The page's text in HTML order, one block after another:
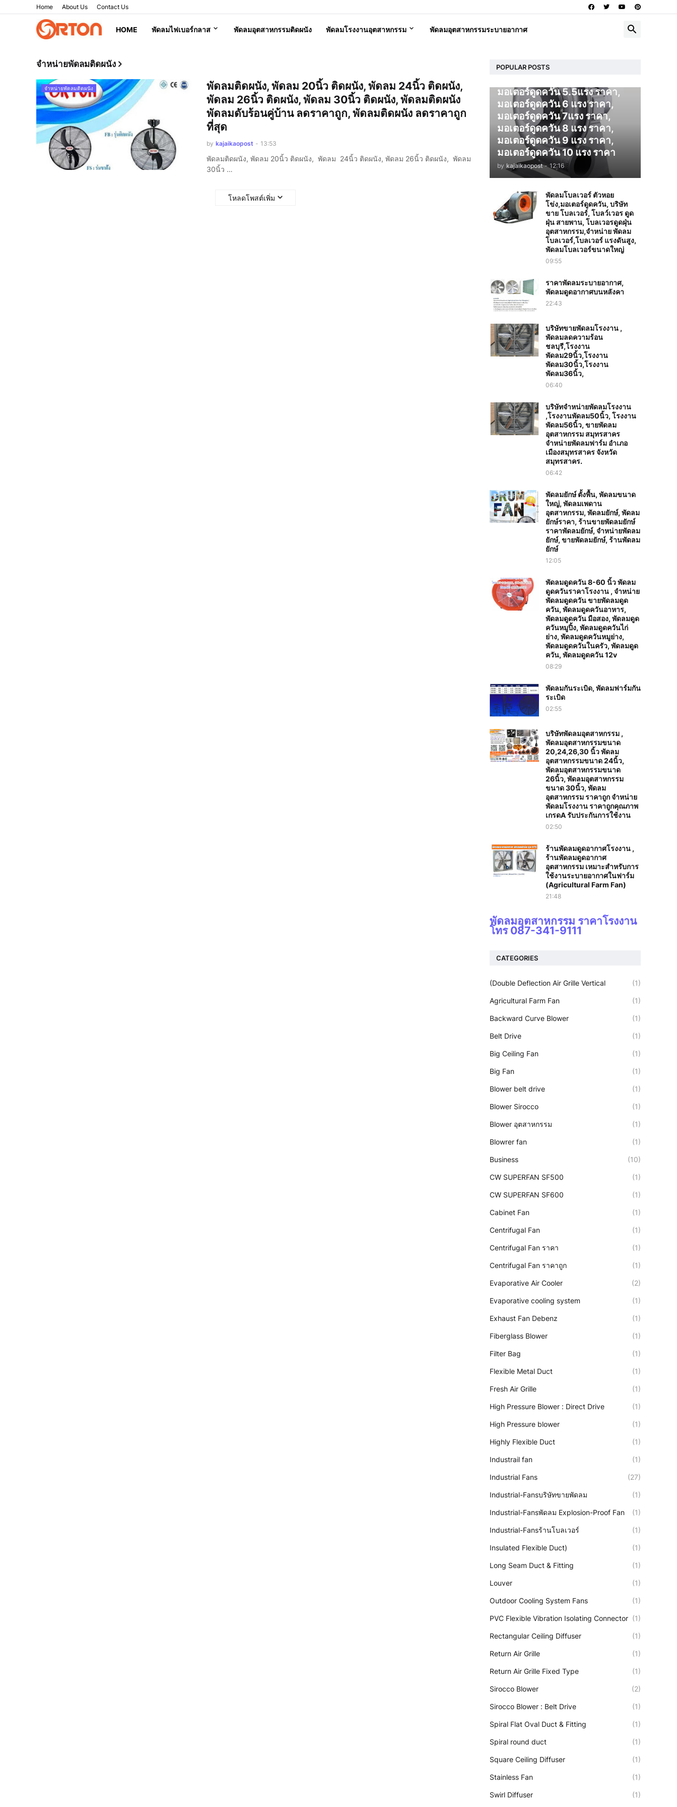
Home About Us Contact Us
HOME พัดลมไฟเบอร์กลาส พัดลมอุตสาหกรรมติดผนัง พัดลมโรงงานอุตสาหกรรม พัดลมอุตสาหกรรมระบายอากาศ
จำหน่ายพัดลมติดผนัง
จำหน่ายพัดลมติดผนัง
พัดลมติดผนัง, พัดลม 20นิ้ว ติดผนัง, พัดลม 24นิ้ว ติดผนัง,
พัดลม 26นิ้ว ติดผนัง, พัดลม 30นิ้ว ติดผนัง, พัดลมติดผนัง
พัดลมดับร้อนคู่บ้าน ลดราคาถูก, พัดลมติดผนัง ลดราคาถูก
ที่สุด
by kajaikaopost - 13:53
พัดลมติดผนัง, พัดลม 20นิ้ว ติดผนัง, พัดลม 24นิ้ว ติดผนัง, พัดลม 26นิ้ว ติดผนัง, พัดลม
30นิ้ว …
โหลดโพสต์เพิ่ม
POPULAR POSTS
มอเตอร์ดูดควัน 1 แรง ราคา,
มอเตอร์ดูดควัน 4 แรง ราคา,
มอเตอร์ดูดควัน 5.5แรง ราคา,
มอเตอร์ดูดควัน 6 แรง ราคา,
มอเตอร์ดูดควัน 7แรง ราคา,
มอเตอร์ดูดควัน 8 แรง ราคา,
มอเตอร์ดูดควัน 9 แรง ราคา,
มอเตอร์ดูดควัน 10 แรง ราคา
by kajaikaopost - 12:16
พัดลมโบลเวอร์ ตัวหอย
โข่ง,มอเตอร์ดูดควัน, บริษัท
ขาย โบลเวอร์, โบลว์เวอร ดูด
ฝุ่น สายพาน, โบลเวอรดูดฝุ่น
อุตสาหกรรม,จำหน่าย พัดลม
โบลเวอร์,โบลเวอร์ แรงดันสูง,
พัดลมโบลเวอร์ขนาดใหญ่
09:55
ราคาพัดลมระบายอากาศ,
พัดลมดูดอากาศบนหลังคา
22:43
บริษัทขายพัดลมโรงงาน ,
พัดลมลดความร้อน
ชลบุรี,โรงงาน
พัดลม29นิ้ว,โรงงาน
พัดลม30นิ้ว,โรงงาน
พัดลม36นิ้ว,
06:40
บริษัทจำหน่ายพัดลมโรงงาน
,โรงงานพัดลม50นิ้ว, โรงงาน
พัดลม56นิ้ว, ขายพัดลม
อุตสาหกรรม สมุทรสาคร
จำหน่ายพัดลมฟาร์ม อำเภอ
เมืองสมุทรสาคร จังหวัด
สมุทรสาคร.
06:42
พัดลมยักษ์ ตั้งพื้น, พัดลมขนาด
ใหญ่, พัดลมเพดาน
อุตสาหกรรม, พัดลมยักษ์, พัดลม
ยักษ์ราคา, ร้านขายพัดลมยักษ์
ราคาพัดลมยักษ์, จำหน่ายพัดลม
ยักษ์, ขายพัดลมยักษ์, ร้านพัดลม
ยักษ์
12:05
พัดลมดูดควัน 8-60 นิ้ว พัดลม
ดูดควันราคาโรงงาน , จำหน่าย
พัดลมดูดควัน ขายพัดลมดูด
ควัน, พัดลมดูดควันอาหาร,
พัดลมดูดควัน มือสอง, พัดลมดูด
ควันหมูปิ้ง, พัดลมดูดควันไก่
ย่าง, พัดลมดูดควันหมูย่าง,
พัดลมดูดควันในครัว, พัดลมดูด
ควัน, พัดลมดูดควัน 12v
08:29
พัดลมกันระเบิด, พัดลมฟาร์มกัน
ระเบิด
02:55
บริษัทพัดลมอุตสาหกรรม ,
พัดลมอุตสาหกรรมขนาด
20,24,26,30 นิ้ว พัดลม
อุตสาหกรรมขนาด 24นิ้ว,
พัดลมอุตสาหกรรมขนาด
26นิ้ว, พัดลมอุตสาหกรรม
ขนาด 30นิ้ว, พัดลม
อุตสาหกรรม ราคาถูก จำหน่าย
พัดลมโรงงาน ราคาถูกคุณภาพ
เกรดA รับประกันการใช้งาน‎
02:50
ร้านพัดลมดูดอากาศโรงงาน ,
ร้านพัดลมดูดอากาศ
อุตสาหกรรม เหมาะสำหรับการ
ใช้งานระบายอากาศในฟาร์ม
(Agricultural Farm Fan)
21:48
พัดลมอุตสาหกรรม ราคาโรงงาน
โทร 087-341-9111
CATEGORIES
(Double Deflection Air Grille Vertical (1)
Agricultural Farm Fan (1)
Backward Curve Blower (1)
Belt Drive (1)
Big Ceiling Fan (1)
Big Fan (1)
Blower belt drive (1)
Blower Sirocco (1)
Blower อุตสาหกรรม (1)
Blowrer fan (1)
Business (10)
CW SUPERFAN SF500 (1)
CW SUPERFAN SF600 (1)
Cabinet Fan (1)
Centrifugal Fan (1)
Centrifugal Fan ราคา (1)
Centrifugal Fan ราคาถูก (1)
Evaporative Air Cooler (2)
Evaporative cooling system (1)
Exhaust Fan Debenz (1)
Fiberglass Blower (1)
Filter Bag (1)
Flexible Metal Duct (1)
Fresh Air Grille (1)
High Pressure Blower : Direct Drive (1)
High Pressure blower (1)
Highly Flexible Duct (1)
Industrail fan (1)
Industrial Fans (27)
Industrial-Fansบริษัทขายพัดลม (1)
Industrial-Fansพัดลม Explosion-Proof Fan (1)
Industrial-Fansร้านโบลเวอร์ (1)
Insulated Flexible Duct) (1)
Long Seam Duct & Fitting (1)
Louver (1)
Outdoor Cooling System Fans (1)
PVC Flexible Vibration Isolating Connector (1)
Rectangular Ceiling Diffuser (1)
Return Air Grille (1)
Return Air Grille Fixed Type (1)
Sirocco Blower (2)
Sirocco Blower : Belt Drive (1)
Spiral Flat Oval Duct & Fitting (1)
Spiral round duct (1)
Square Ceiling Diffuser (1)
Stainless Fan (1)
Swirl Diffuser (1)